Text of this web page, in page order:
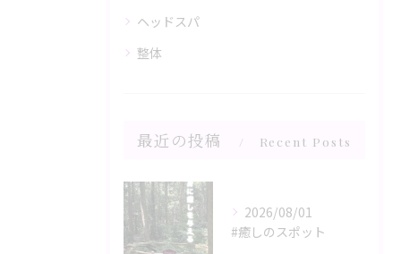
ヘッドスパ
整体
最近の投稿 Recent Posts
2026/08/01
#癒しのスポット